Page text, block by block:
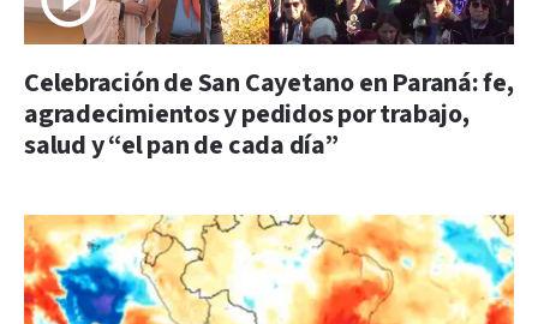
Celebración de San Cayetano en Paraná: fe,
agradecimientos y pedidos por trabajo,
salud y “el pan de cada día”